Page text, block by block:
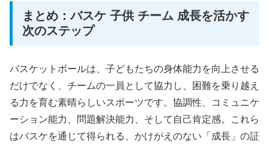
まとめ：バスケ 子供 チーム 成長を活かす
次のステップ
バスケットボールは、子どもたちの身体能力を向上させる
だけでなく、チームの一員として協力し、困難を乗り越え
る力を育む素晴らしいスポーツです。協調性、コミュニケ
ーション能力、問題解決能力、そして自己肯定感。これら
はバスケを通じて得られる、かけがえのない「成長」の証